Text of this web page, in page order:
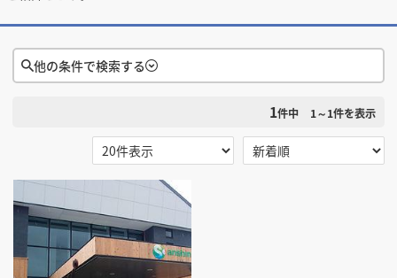
店舗設計施工.comとは
掲載希望のデザイン設計・施工会社様へ
店舗開業・改装をご検討中の方へ
他の条件で検索する
検索条件をクリア
佐賀県
業種
1件中 1～1件を表示